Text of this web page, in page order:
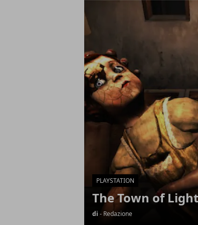
Articoli in Evidenza
PLAYSTATION
The Town of
di - Redazione